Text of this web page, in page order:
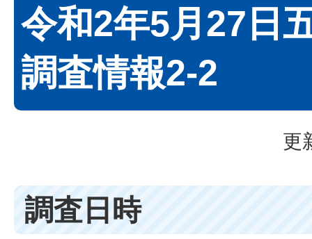
令和2年5月27日
調査情報2-2
更
調査日時